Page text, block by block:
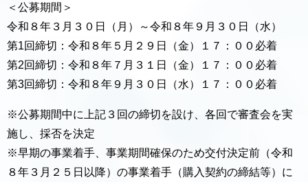
＜公募期間＞
令和８年３月３０日（月）～令和８年９月３０日（水）
第1回締切：令和８年５月２９日（金）１７：００必着
第2回締切：令和８年７月３１日（金）１７：００必着
第3回締切：令和８年９月３０日（水）１７：００必着
※公募期間中に上記３回の締切を設け、各回で審査会を実
施し、採否を決定
※早期の事業着手、事業期間確保のため交付決定前（令和
８年３月２５日以降）の事業着手（購入契約の締結等）に